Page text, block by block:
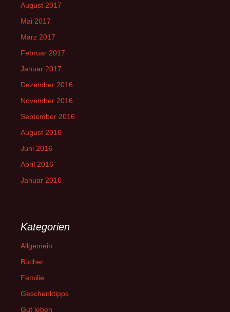
August 2017
Mai 2017
März 2017
Februar 2017
Januar 2017
Dezember 2016
November 2016
September 2016
August 2016
Juni 2016
April 2016
Januar 2016
Kategorien
Allgemein
Bücher
Familie
Geschenktipps
Gut leben